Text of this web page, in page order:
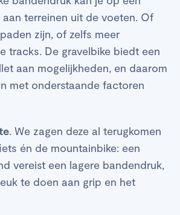
terreinen uit de voeten. Of
zijn, of zelfs meer
tracks. De gravelbike biedt een
aan mogelijkheden, en daarom
met onderstaande factoren
. We zagen deze al terugkomen
én de mountainbike: een
vereist een lagere bandendruk,
te doen aan grip en het